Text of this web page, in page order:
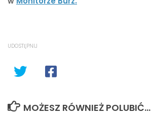
UDOSTĘPNIJ
MOŻESZ RÓWNIEŻ POLUBIĆ…